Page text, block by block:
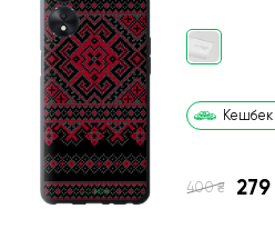
Кешбек
400 ₴ 279